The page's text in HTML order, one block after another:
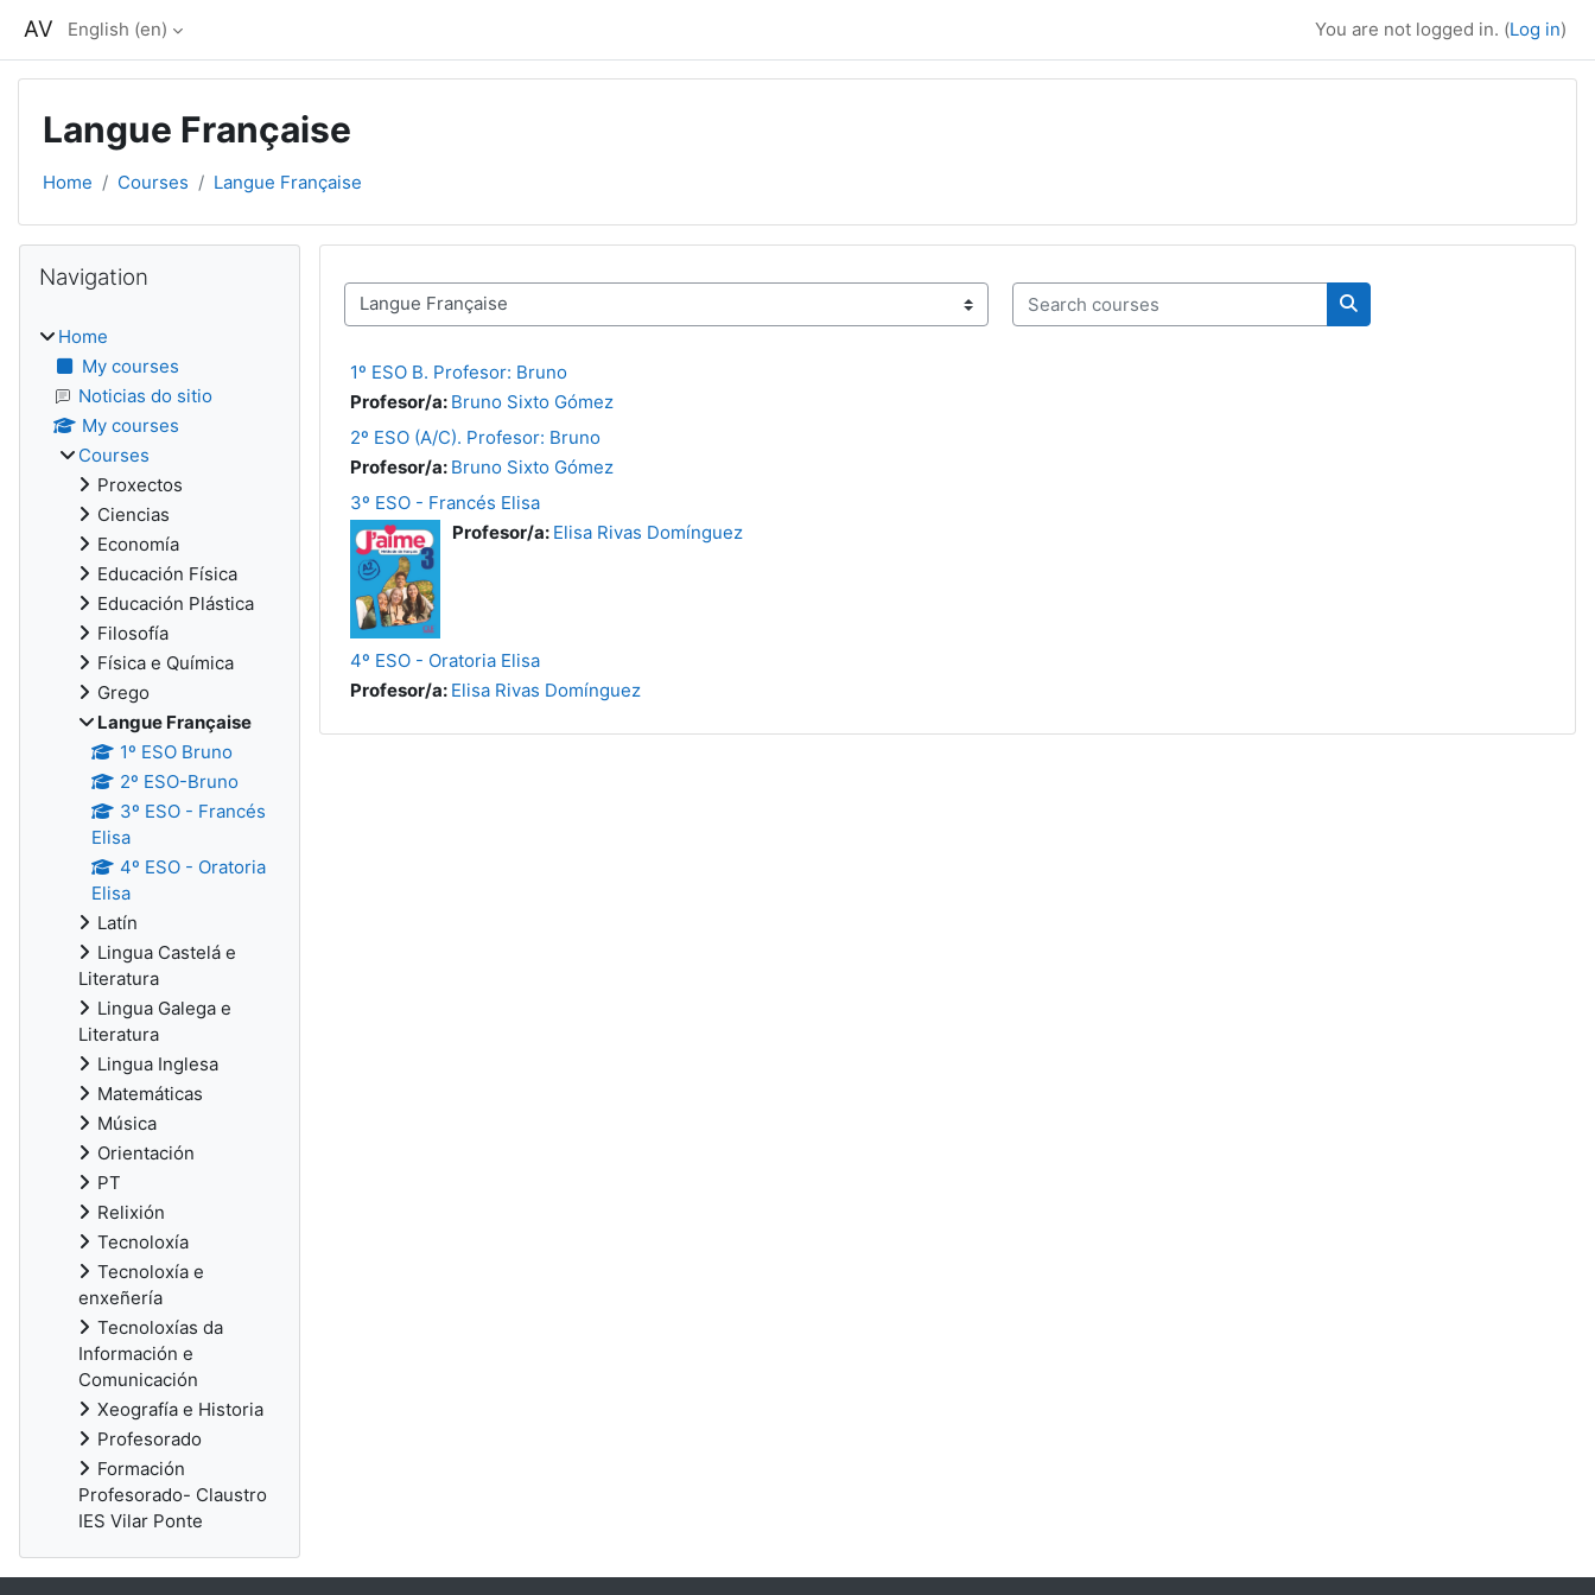
AV English ‎(en)‎ You are not logged in. (Log in)
Langue Française
Home Courses Langue Française
Course categories
Search courses
Search courses
1º ESO B. Profesor: Bruno
Profesor/a: Bruno Sixto Gómez
2º ESO (A/C). Profesor: Bruno
Profesor/a: Bruno Sixto Gómez
3º ESO - Francés Elisa
Profesor/a: Elisa Rivas Domínguez
4º ESO - Oratoria Elisa
Profesor/a: Elisa Rivas Domínguez
Blocks
Navigation
Home
My courses
Noticias do sitio
My courses
Courses
Proxectos
Ciencias
Economía
Educación Física
Educación Plástica
Filosofía
Física e Química
Grego
Langue Française
1º ESO Bruno
2º ESO-Bruno
3º ESO - Francés
Elisa
4º ESO - Oratoria
Elisa
Latín
Lingua Castelá e
Literatura
Lingua Galega e
Literatura
Lingua Inglesa
Matemáticas
Música
Orientación
PT
Relixión
Tecnoloxía
Tecnoloxía e
enxeñería
Tecnoloxías da
Información e
Comunicación
Xeografía e Historia
Profesorado
Formación
Profesorado- Claustro
IES Vilar Ponte